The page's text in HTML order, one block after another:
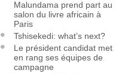
Malundama prend part au
salon du livre africain à
Paris
Tshisekedi: what’s next?
Le président candidat met
en rang ses équipes de
campagne